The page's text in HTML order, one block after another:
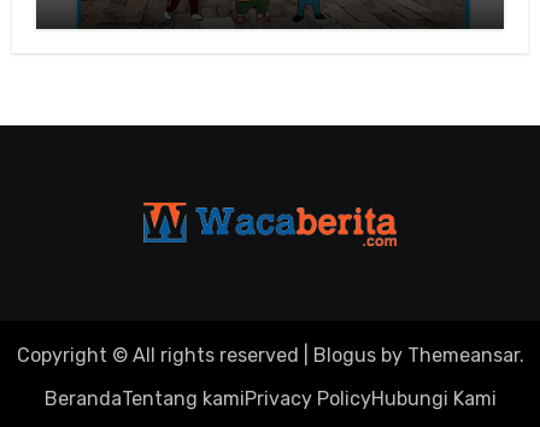
Copyright © All rights reserved Blogusby Themeansar.
BerandaTentang kamiPrivacy PolicyHubungi Kami